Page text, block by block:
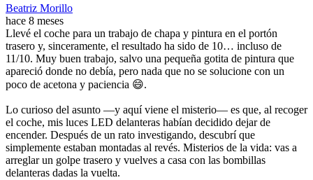
Beatriz Morillo
hace 8 meses
Llevé el coche para un trabajo de chapa y pintura en el portón
trasero y, sinceramente, el resultado ha sido de 10… incluso de
11/10. Muy buen trabajo, salvo una pequeña gotita de pintura que
apareció donde no debía, pero nada que no se solucione con un
poco de acetona y paciencia 😄.
Lo curioso del asunto —y aquí viene el misterio— es que, al recoger
el coche, mis luces LED delanteras habían decidido dejar de
encender. Después de un rato investigando, descubrí que
simplemente estaban montadas al revés. Misterios de la vida: vas a
arreglar un golpe trasero y vuelves a casa con las bombillas
delanteras dadas la vuelta.